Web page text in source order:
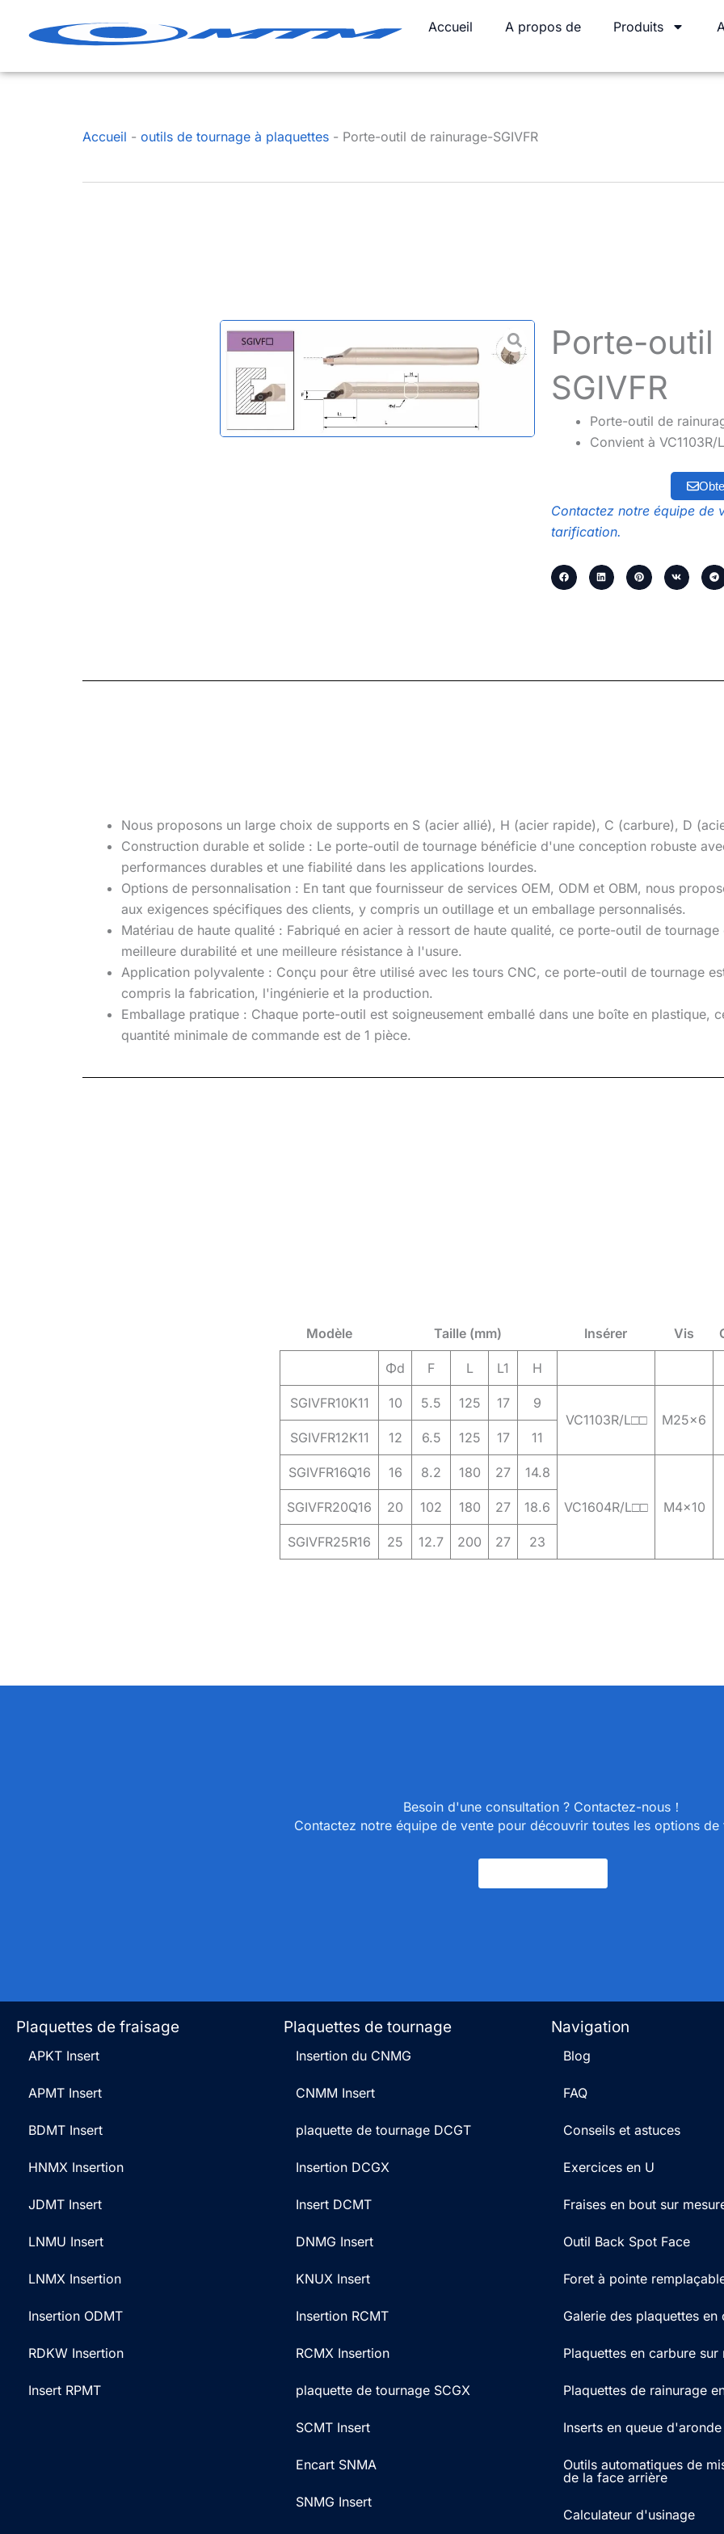
Accueil A propos de Produits
Accueil - outils de tournage à plaquettes - Porte-outil de rainurage-SGIVFR
Porte-outil
SGIVFR
Porte-outil de
Convient à VC1103R/
Contactez notre équipe de
tarification.
Nous proposons un large choix de supports en S (acier allié), H (acier rapide), C (carbure), D
Construction durable et solide : Le porte-outil de tournage bénéficie d'une conception robuste
performances durables et une fiabilité dans les applications lourdes.
Options de personnalisation : En tant que fournisseur de services OEM, ODM et OBM, nous
aux exigences spécifiques des clients, y compris un outillage et un emballage personnalisés.
Matériau de haute qualité : Fabriqué en acier à ressort de haute qualité, ce porte-outil de
meilleure durabilité et une meilleure résistance à l'usure.
Application polyvalente : Conçu pour être utilisé avec les tours CNC, ce porte-outil de tournage
compris la fabrication, l'ingénierie et la production.
Emballage pratique : Chaque porte-outil est soigneusement emballé dans une boîte en plastique,
quantité minimale de commande est de 1 pièce.
Modèle Taille (mm) Insérer Vis
Φd F L L1 H
SGIVFR10K11 10 5.5 125 17
9
VC1103R/L□□
M25x6
SGIVFR12K11
12 6.5 125 17 11
SGIVFR16Q16 16 8.2 180 27 14.8
VC1604R/L□□ M4x10
SGIVFR20Q16 20 102 180 27 18.6
SGIVFR25R16 25 12.7 200 27 23
Besoin d'une consultation ? Contactez-nous！
Contactez notre équipe de vente pour découvrir toutes les options
Navigation
Blog
FAQ
Conseils et astuces
Exercices en U
Fraises en bout sur
Outil Back Spot Face
Foret à pointe
Galerie des plaquettes en
Plaquettes en carbure sur
Plaquettes de rainurage
Inserts en queue d'aronde
Outils automatiques de
de la face arrière
Calculateur d'usinage
Plaquettes de tournage
Insertion du CNMG
CNMM Insert
plaquette de tournage DCGT
Insertion DCGX
Insert DCMT
DNMG Insert
KNUX Insert
Insertion RCMT
RCMX Insertion
plaquette de tournage SCGX
SCMT Insert
Encart SNMA
SNMG Insert
Plaquettes de fraisage
APKT Insert
APMT Insert
BDMT Insert
HNMX Insertion
JDMT Insert
LNMU Insert
LNMX Insertion
Insertion ODMT
RDKW Insertion
Insert RPMT